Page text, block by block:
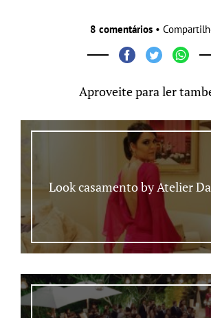
8 comentários •
Aproveite para ler
Look casamento by Atelier